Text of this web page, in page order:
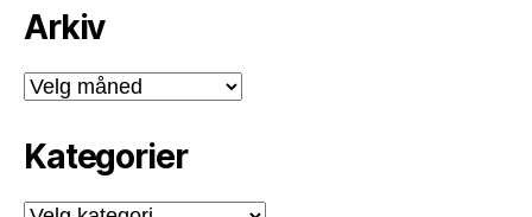
Arkiv
Arkiv
Kategorier
Kategorier